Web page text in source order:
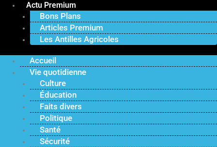
Actu Premium
Bons Plans
Articles Premium
Les Antilles Agricoles
Accueil
Vie quotidienne
Culture
Éducation
Faits divers
Politique
Santé
Sécurité